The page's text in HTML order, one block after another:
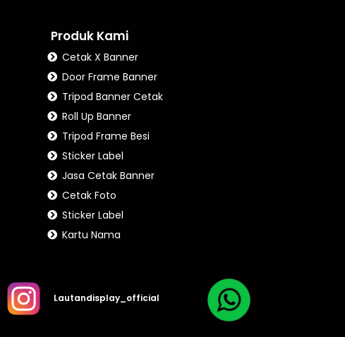
Produk Kami
Cetak X Banner
Door Frame Banner
Tripod Banner Cetak
Roll Up Banner
Tripod Frame Besi
Sticker Label
Jasa Cetak Banner
Cetak Foto
Sticker Label
Kartu Nama
Lautandisplay_official